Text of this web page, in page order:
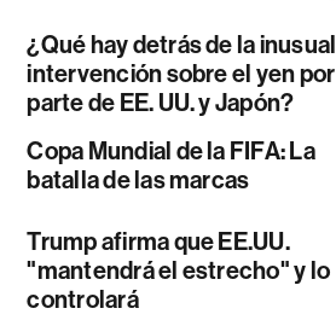
¿Qué hay detrás de la inusual
intervención sobre el yen por
parte de EE. UU. y Japón?
Copa Mundial de la FIFA: La
batalla de las marcas
Trump afirma que EE.UU.
"mantendrá el estrecho" y lo
controlará